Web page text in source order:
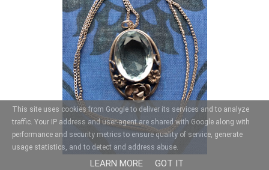
This site uses cookies from Google to deliver its services and to analyze
traffic. Your IP address and user-agent are shared with Google along with
performance and security metrics to ensure quality of service, generate
usage statistics, and to detect and address abuse.
LEARN MORE GOT IT